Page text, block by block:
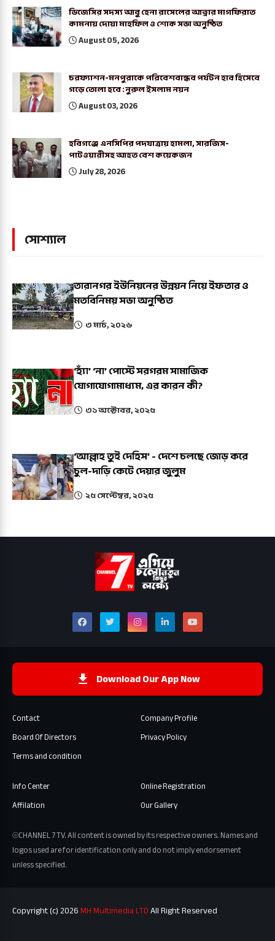
ডিজেসির সদস্য আবু হেনা রাসেলের আত্নার মাগফিরাত
কামনায় দোয়া মাহফিল ও শোক সভা অনুষ্ঠিত
August 05, 2026
চরফ্যাশন-মনপুরাকে পরিবেশবান্ধব পর্যটন হাব হিসেবে
গড়ে তোলা হবে : নুরুল ইসলাম নয়ন
August 03, 2026
হবিগঞ্জে এনসিপির পদযাত্রায় হামলা, সারজিস-
পাটওয়ারীসহ আহত বেশ কয়েকজন
July 28, 2026
সোশ্যাল
তারানগর ইউনিয়নের উন্নয়ন নিয়ে ইফতার ও
মতবিনিময় সভা অনুষ্ঠিত
৩ মার্চ, ২০২৬
‘হ্যাঁ’ ‘না’ পোস্টে সরগরম সামাজিক
যোগাযোগামাধ্যম, এর কারন কী?
৩১ অক্টোবর, ২০২৫
‘আল্লাহ তুই দেহিস’ - দেশে চলছে জোড় করে
চুল-দাড়ি কেটে দেয়ার জুলুম
২৫ সেপ্টেম্বর, ২০২৫
Download Our App Now
Contact
Company Profile
Board Of Directors
Privacy Policy
Terms and condition
Info Center
Online Registration
Affilation
Our Gallery
⦾CHANNEL 7 TV. All content is owned by its respective owners. Names and
logos used are for identification only and do not imply endorsement
unless specified.
Copyright (c) 2026MH Multimedia LTDAll Right Reserved